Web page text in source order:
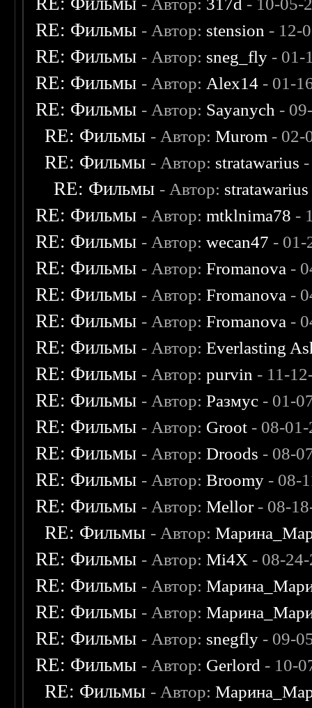
- Автор: 317d - 10-05-
RE: Фильмы - Автор: stension - 12-
RE: Фильмы - Автор: sneg_fly - 01-
RE: Фильмы - Автор: Alex14 - 01-
RE: Фильмы - Автор: Sayanych -
RE: Фильмы - Автор:Murom - 02-
RE: Фильмы - Автор: stratawarius
RE: Фильмы - Автор: stratawarius
RE: Фильмы - Автор:mtklnima78 -
RE: Фильмы - Автор:wecan47 - 01-
RE: Фильмы - Автор:Fromanova -
RE: Фильмы - Автор:Fromanova -
RE: Фильмы - Автор:Fromanova -
RE: Фильмы - Автор:Everlasting
RE: Фильмы - Автор:purvin - 11-
RE: Фильмы - Автор:Размус - 01-
RE: Фильмы - Автор: Groot - 08-
RE: Фильмы - Автор:Droods - 08-
RE: Фильмы - Автор:Broomy - 08-
RE: Фильмы - Автор:Mellor- 08-
RE: Фильмы - Автор:
RE: Фильмы - Автор:Mi4X - 08-
RE: Фильмы - Автор:
RE: Фильмы - Автор:
RE: Фильмы - Автор: snegfly - 09-
RE: Фильмы - Автор: Gerlord - 10-
RE: Фильмы - Автор: